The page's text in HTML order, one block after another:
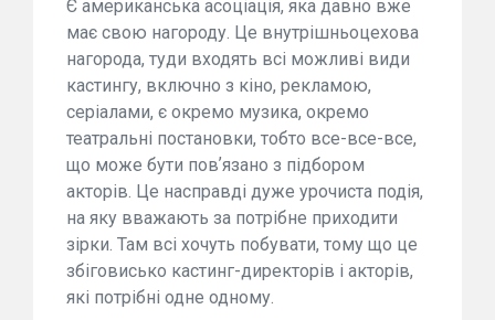
Є американська асоціація, яка давно вже
має свою нагороду. Це внутрішньоцехова
нагорода, туди входять всі можливі види
кастингу, включно з кіно, рекламою,
серіалами, є окремо музика, окремо
театральні постановки, тобто все-все-все,
що може бути повʼязано з підбором
акторів. Це насправді дуже урочиста подія,
на яку вважають за потрібне приходити
зірки. Там всі хочуть побувати, тому що це
збіговисько кастинг-директорів і акторів,
які потрібні одне одному.